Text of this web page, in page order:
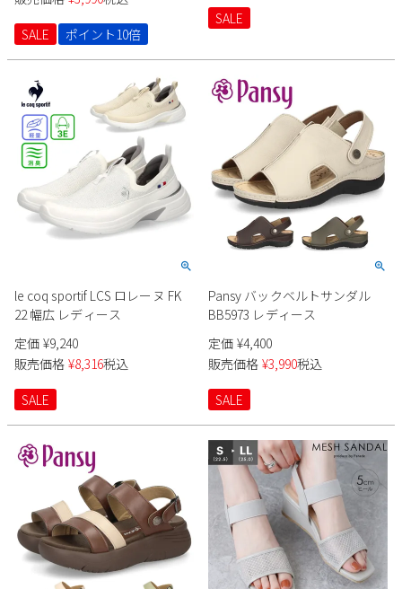
SALE
ポイント10倍
SALE
le coq sportif LCS ロレーヌ FK
22 幅広 レディース
定価 ¥9,240
販売価格 ¥8,316税込
SALE
Pansy バックベルトサンダル
BB5973 レディース
定価 ¥4,400
販売価格 ¥3,990税込
SALE